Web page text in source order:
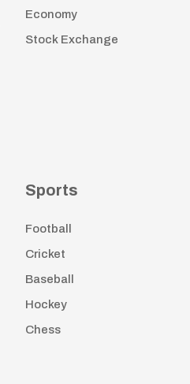
Economy
Stock Exchange
Sports
Football
Cricket
Baseball
Hockey
Chess